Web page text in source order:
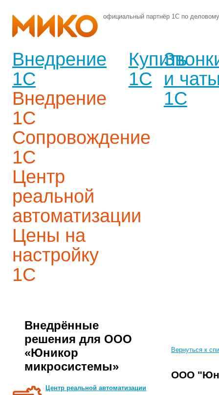
официальный партнёр 1С по
Внедрение
1С
Внедрение
1С
Сопровождение
1С
Центр
реальной
автоматизации
Цены на
настройку
1С
Купить
1С
и
1С
Внедрённые
решения для ООО
«Юникор
микросистемы»
Центр реальной автоматизации
Вернуться к
ООО